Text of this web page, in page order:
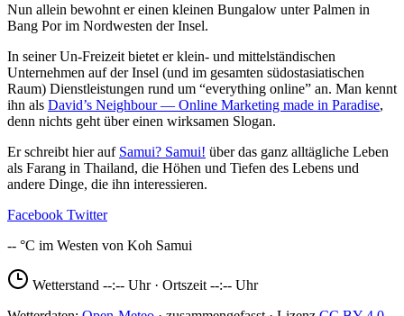
Nun allein bewohnt er einen kleinen Bungalow unter Palmen in
Bang Por im Nordwesten der Insel.
In seiner Un-Freizeit bietet er klein- und mittelständischen
Unternehmen auf der Insel (und im gesamten südostasiatischen
Raum) Dienstleistungen rund um “everything online” an. Man kennt
ihn als David’s Neighbour — Online Marketing made in Paradise,
denn nichts geht über einen wirksamen Slogan.
Er schreibt hier auf Samui? Samui! über das ganz alltägliche Leben
als Farang in Thailand, die Höhen und Tiefen des Lebens und
andere Dinge, die ihn interessieren.
Facebook Twitter
--
Wetterstand --:-- Uhr · Ortszeit --:-- Uhr